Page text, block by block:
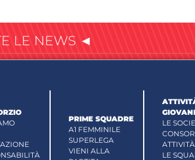
LE NEWS ◄
PRIME SQUADRE
A1 FEMMINILE
SUPERLEGA
VIENI ALLA
LE
ATTIVITÀ
LE